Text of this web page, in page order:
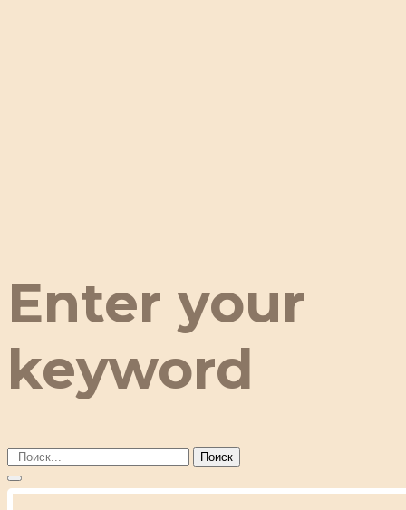
Enter your
keyword
Поиск